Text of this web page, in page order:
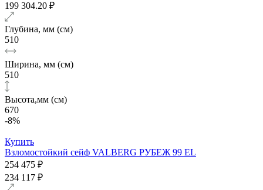
199 304.20 ₽
Глубина, мм (см)
510
Ширина, мм (см)
510
Высота,мм (см)
670
-8%
Купить
Взломостойкий сейф VALBERG РУБЕЖ 99 EL
254 475 ₽
234 117 ₽